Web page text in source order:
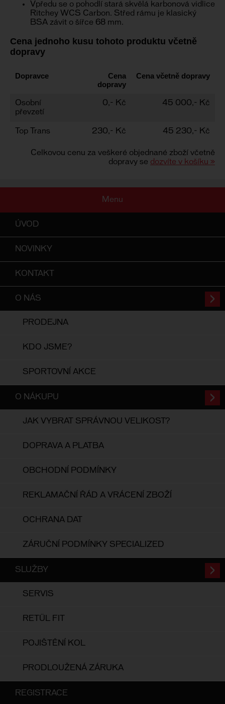
Vpředu se o pohodlí stará skvělá karbonová vidlice
Ritchey WCS Carbon. Střed rámu je klasický
BSA závit o šířce 68 mm.
Cena jednoho kusu tohoto produktu včetně
dopravy
Dopravce
Cena
dopravy
Cena včetně dopravy
Osobní
převzetí
0,- Kč 45 000,- Kč
Top Trans 230,- Kč 45 230,- Kč
Celkovou cenu za veškeré objednané zboží včetně
dopravy se dozvíte v košíku »
Menu
ÚVOD
NOVINKY
KONTAKT
O NÁS
PRODEJNA
KDO JSME?
SPORTOVNÍ AKCE
O NÁKUPU
JAK VYBRAT SPRÁVNOU VELIKOST?
DOPRAVA A PLATBA
OBCHODNÍ PODMÍNKY
REKLAMAČNÍ ŘÁD A VRÁCENÍ ZBOŽÍ
OCHRANA DAT
ZÁRUČNÍ PODMÍNKY SPECIALIZED
SLUŽBY
SERVIS
RETÜL FIT
POJIŠTĚNÍ KOL
PRODLOUŽENÁ ZÁRUKA
REGISTRACE